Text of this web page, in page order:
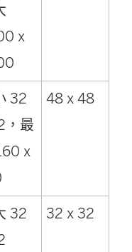
x
32
，最
x
48 x 48
32
32 x 32